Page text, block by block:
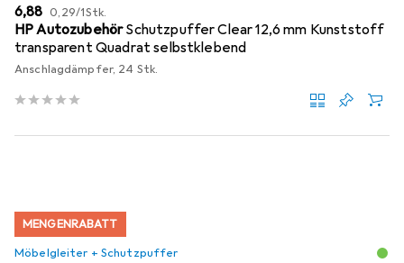
EUR
6,88 EUR
0,29/1Stk.
HP AutozubehörSchutzpuffer Clear 12,6 mm Kunststoff
transparent Quadrat selbstklebend
Anschlagdämpfer, 24 Stk.
MENGENRABATT
Möbelgleiter + Schutzpuffer